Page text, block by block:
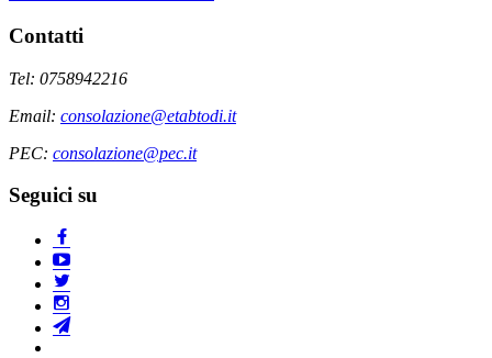
Contatti
Tel: 0758942216
Email: consolazione@etabtodi.it
PEC: consolazione@pec.it
Seguici su